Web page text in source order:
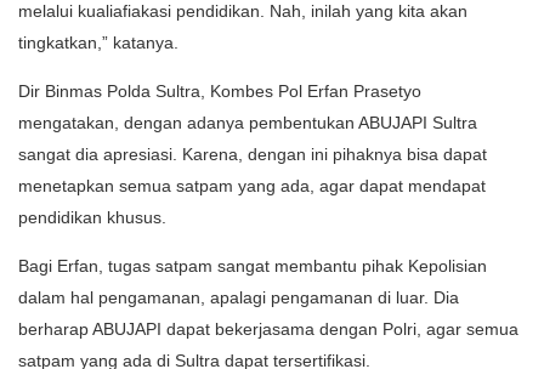
melalui kualiafiakasi pendidikan. Nah, inilah yang kita akan
tingkatkan,” katanya.
Dir Binmas Polda Sultra, Kombes Pol Erfan Prasetyo
mengatakan, dengan adanya pembentukan ABUJAPI Sultra
sangat dia apresiasi. Karena, dengan ini pihaknya bisa dapat
menetapkan semua satpam yang ada, agar dapat mendapat
pendidikan khusus.
Bagi Erfan, tugas satpam sangat membantu pihak Kepolisian
dalam hal pengamanan, apalagi pengamanan di luar. Dia
berharap ABUJAPI dapat bekerjasama dengan Polri, agar semua
satpam yang ada di Sultra dapat tersertifikasi.